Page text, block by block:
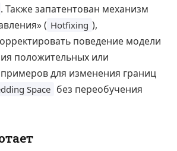
. Также запатентован механизм
( Hotfixing ),
поведение модели
положительных или
для изменения границ
Space без переобучения